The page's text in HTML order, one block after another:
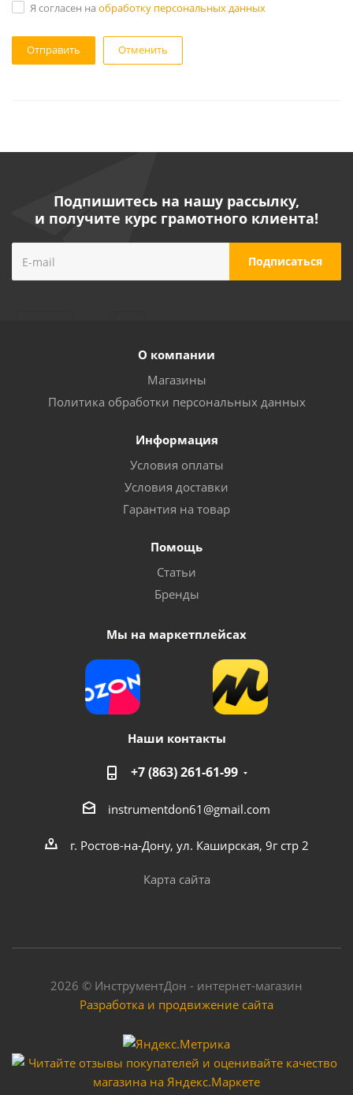
Я согласен на обработку персональных данных
Отменить
Подпишитесь на нашу рассылку,
и получите курс грамотного клиента!
О компании
Магазины
Политика обработки персональных данных
Информация
Условия оплаты
Условия доставки
Гарантия на товар
Помощь
Статьи
Бренды
Мы на маркетплейсах
Наши контакты
+7 (863) 261-61-99
instrumentdon61@gmail.com
г. Ростов-на-Дону, ул. Каширская, 9г стр 2
Карта сайта
2026 © ИнструментДон - интернет-магазин
Разработка и продвижение сайта